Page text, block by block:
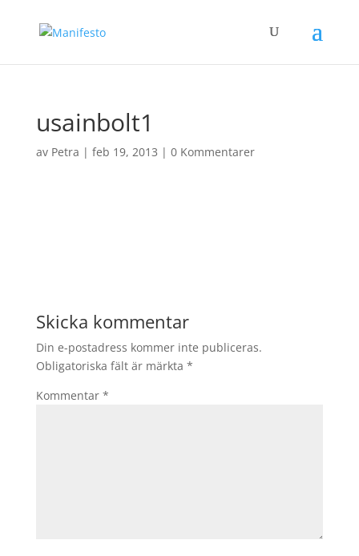
usainbolt1
av Petra | feb 19, 2013 | 0 Kommentarer
Skicka kommentar
Din e-postadress kommer inte publiceras.
Obligatoriska fält är märkta *
Kommentar *